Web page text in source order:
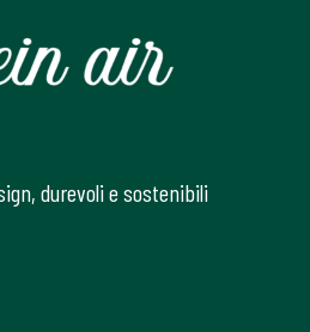
durevoli e sostenibili